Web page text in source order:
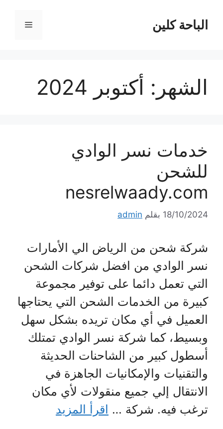
المحتوىالباحة كلين القائمة
الشهر: أكتوبر 2024
خدمات نسر الوادي
للشحن
nesrelwaady.com
18/10/2024 بقلم admin
شركة شحن من الرياض الي الأمارات
نسر الوادي من افضل شركات الشحن
التي تعمل دائما على توفير مجموعة
كبيرة من الخدمات الشحن التي يحتاجها
العميل في أي مكان تريده بشكل سهل
وبسيط، كما شركة نسر الوادي تمتلك
أسطول كبير من الشاحنات الحديثة
والتقنيات والإمكانيات الجاهزة في
الانتقال إلي جميع منقولات لأي مكان
ترغب فيه. شركة … اقرأ المزيد